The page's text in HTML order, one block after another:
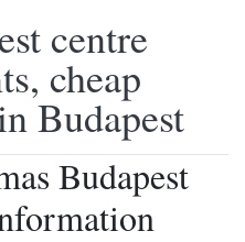
centre
cheap
Budapest
Budapest